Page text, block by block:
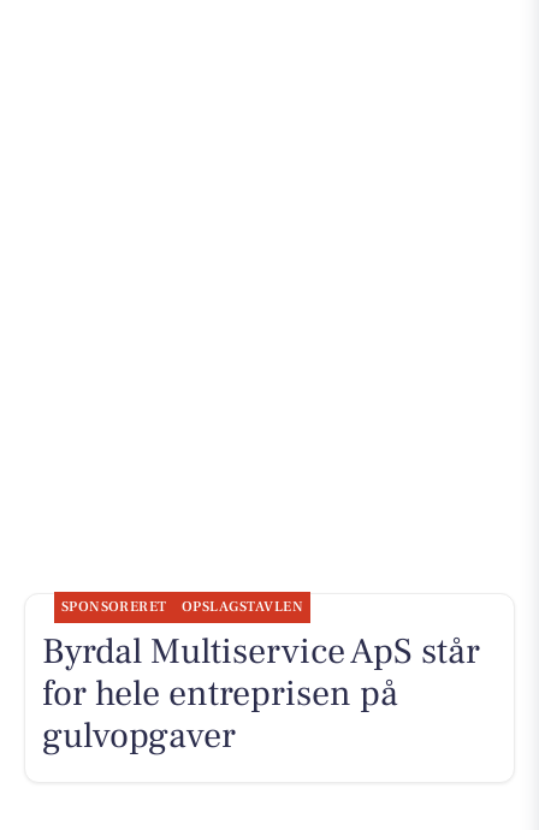
SPONSORERET OPSLAGSTAVLEN
Byrdal Multiservice ApS står
for hele entreprisen på
gulvopgaver